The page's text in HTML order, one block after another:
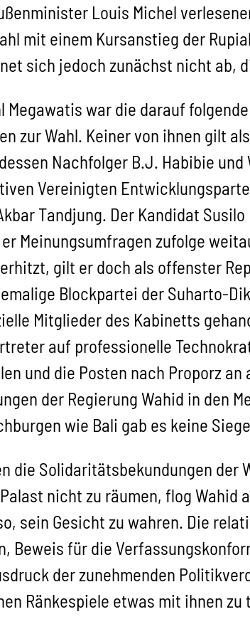
Louis Michel
mit einem Kursanstieg der
sich jedoch zunächst nicht ab,
Megawatis war die darauf
zur Wahl. Keiner von ihnen gilt
Nachfolger B.J. Habibie
Vereinigten
Tandjung. Der Kandidat
Meinungsumfragen zufolge
gilt er doch als offenster
Blockpartei der Suharto-
Mitglieder des Kabinetts
auf professionelle
und die Posten nach Proporz
der Regierung Wahid in den
wie Bali gab es keine
die Solidaritätsbekundungen
nicht zu räumen, flog Wahid
sein Gesicht zu wahren. Die
Beweis für die
der zunehmenden
Ränkespiele etwas mit ihnen zu